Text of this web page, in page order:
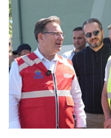
YORUMLAR